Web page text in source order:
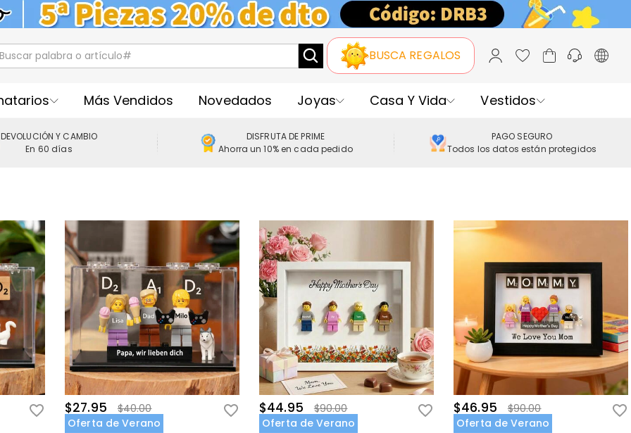
BUSCA REGALOS
Más Vendidos Novedados Joyas Casa Y Vida Vestidos
DEVOLUCIÓN Y CAMBIO
En 60 días
DISFRUTA DE PRIME
Ahorra un 10% en cada pedido
PAGO SEGURO
Todos los datos están protegidos
$27.95
$40.00
Oferta de Verano
$44.95
$90.00
Oferta de Verano
$46.95
$90.00
Oferta de Verano